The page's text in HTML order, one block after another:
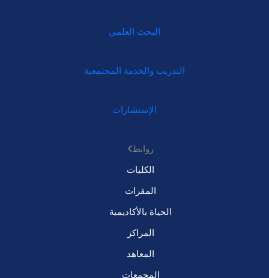
البحث العلمي
التدريب والخدمة المجتمعية
الإستشارات
روابط
الكليات
المقرات
الحياة بالأكاديمية
المراكز
المعاهد
المجمعات